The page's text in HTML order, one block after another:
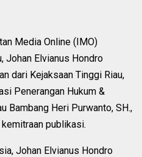
Media Online (IMO)
Johan Elvianus Hondro
dari Kejaksaan Tinggi Riau,
Penerangan Hukum &
Bambang Heri Purwanto, SH.,
publikasi.
Johan Elvianus Hondro